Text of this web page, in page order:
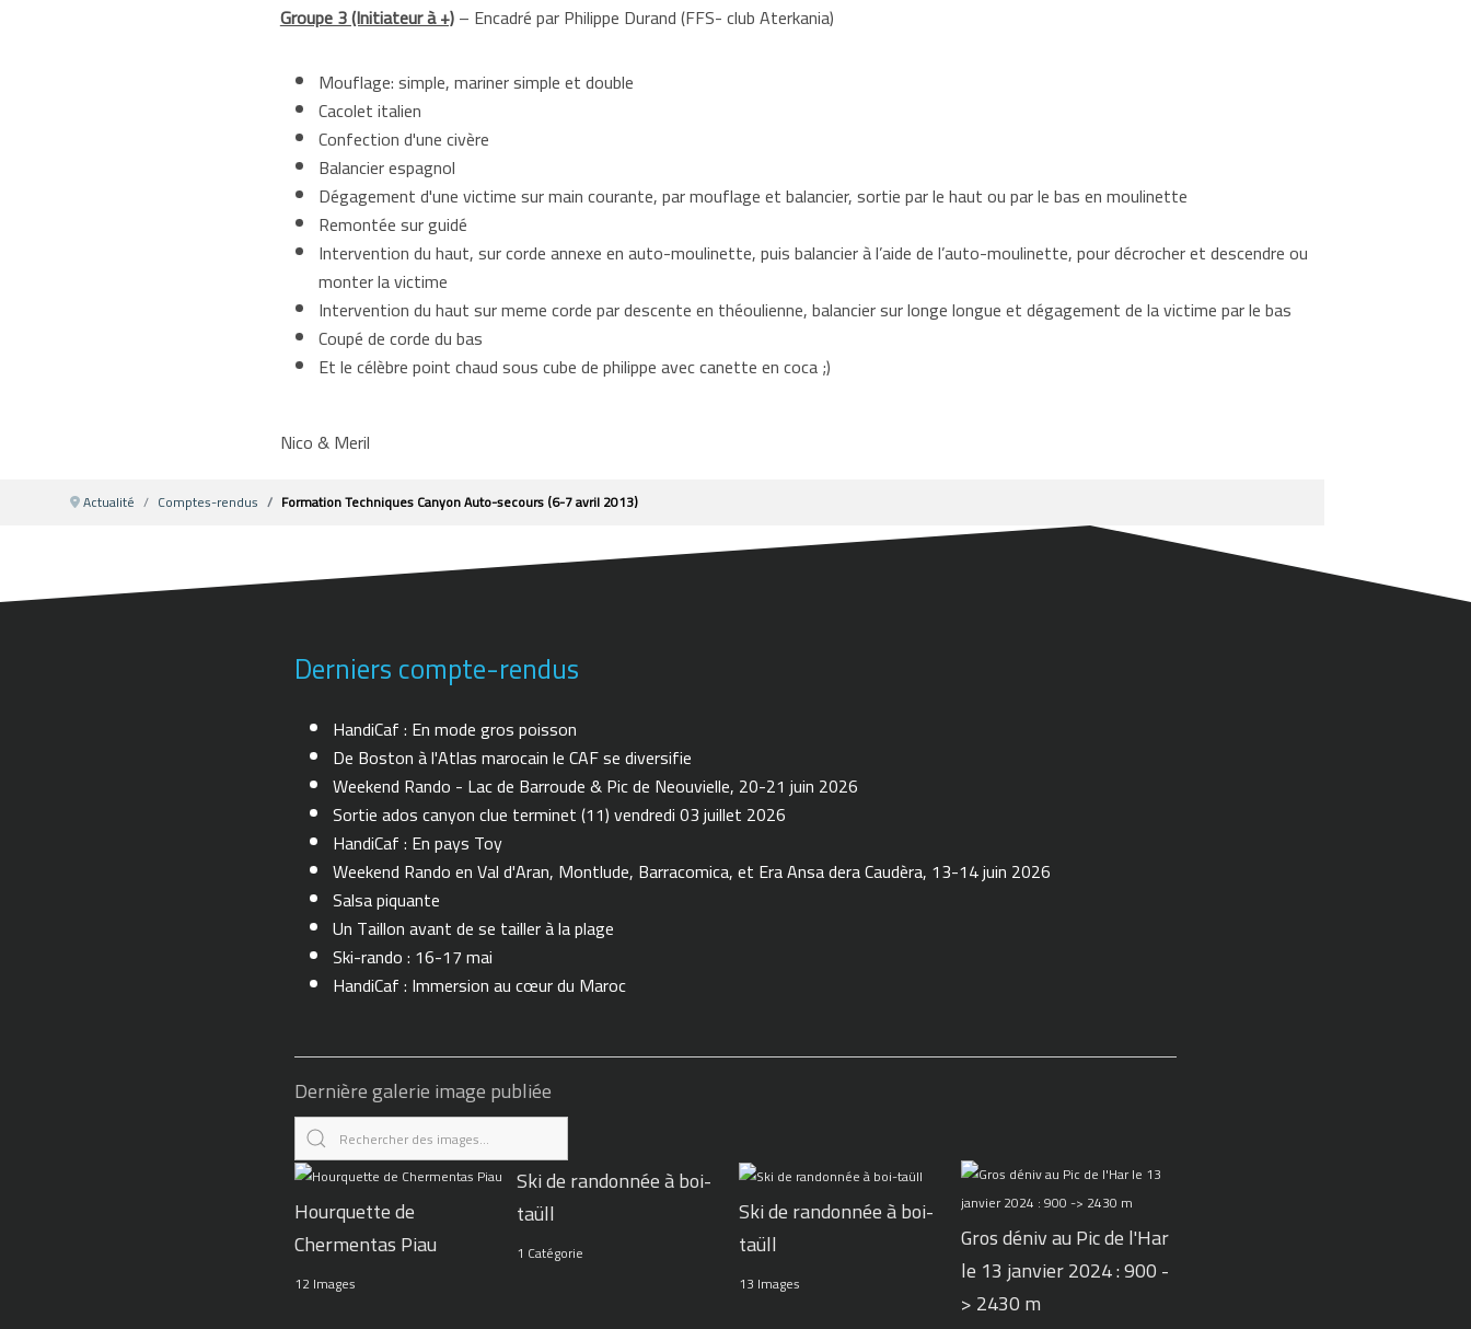
Groupe 3 (Initiateur à +)– Encadré par Philippe Durand (FFS- club Aterkania)
Mouflage: simple, mariner simple et double
Cacolet italien
Confection d'une civère
Balancier espagnol
Dégagement d'une victime sur main courante, par mouflage et balancier, sortie par le haut ou par le bas en moulinette
Remontée sur guidé
Intervention du haut, sur corde annexe en auto-moulinette, puis balancier à l’aide de l’auto-moulinette, pour décrocher et descendre ou
monter la victime
Intervention du haut sur meme corde par descente en théoulienne, balancier sur longe longue et dégagement de la victime par le bas
Coupé de corde du bas
Et le célèbre point chaud sous cube de philippe avec canette en coca ;)
Nico & Meril
Actualité Comptes-rendus Formation Techniques Canyon Auto-secours (6-7 avril 2013)
Derniers compte-rendus
HandiCaf : En mode gros poisson
De Boston à l'Atlas marocain le CAF se diversifie
Weekend Rando - Lac de Barroude & Pic de Neouvielle, 20-21 juin 2026
Sortie ados canyon clue terminet (11) vendredi 03 juillet 2026
HandiCaf : En pays Toy
Weekend Rando en Val d'Aran, Montlude, Barracomica, et Era Ansa dera Caudèra, 13-14 juin 2026
Salsa piquante
Un Taillon avant de se tailler à la plage
Ski-rando : 16-17 mai
HandiCaf : Immersion au cœur du Maroc
Dernière galerie image publiée
Hourquette de
Chermentas Piau
12 Images
Ski de randonnée à boi-
taüll
1 Catégorie
Ski de randonnée à boi-
taüll
13 Images
Gros déniv au Pic de l'Har
le 13 janvier 2024 : 900 -
> 2430 m